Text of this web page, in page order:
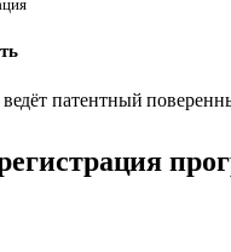
ведёт патентный